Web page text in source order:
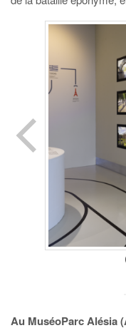
Au MuséoParc Alésia